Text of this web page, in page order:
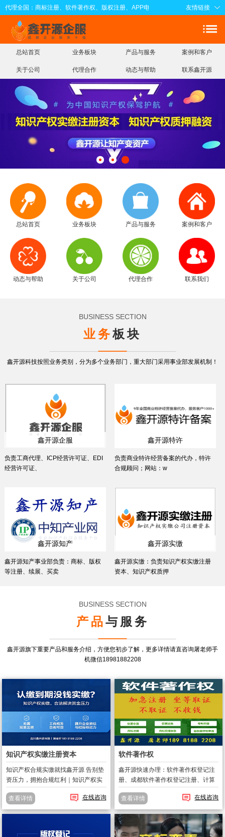
理全国：商标注册、软件著作权、版权注册、APP电子版权、知识产权实缴注册资
友情链接
总站首页 业务板块 产品与服务 案例和客户
关于公司 代理合作 动态与帮助 联系鑫开源
总站首页 业务板块 产品与服务 案例和客户
动态与帮助 关于公司 代理合作 联系我们
BUSINESS SECTION
业务板块
鑫开源科技按照业务类别，分为多个业务部门，重大部门采用事业部发展机制！
鑫开源企服
负责工商代理、ICP经营许可证、EDI
经营许可证、
鑫开源特许
负责商业特许经营备案的代办，特许
合规顾问；网站：w
鑫开源知产
鑫开源知产事业部负责：商标、版权
等注册、续展、买卖
鑫开源实缴
鑫开源实缴：负责知识产权实缴注册
资本、知识产权质押
BUSINESS SECTION
产品与服务
鑫开源旗下重要产品和服务介绍，方便您初步了解，更多详情请直咨询屠老师手
机微信18981882208
知识产权实缴注册资本
知识产权合规实缴就找鑫开源 告别垫
资压力，拥抱合规红利｜知识产权实
本实缴。 在新《公司法》监管趋严的
背景下，注册资本实缴已不是 “可选
在线咨询
查看详情
软件著作权
鑫开源快速办理：软件著作权登记注
册、成都软件著作权登记注册、计算
办。鑫开源屠老师：软件著作权查
询、软件著作权变更、软件著作权撤
销、软件著作权转让。鑫开源金牌产
品：1、软...
在线咨询
查看详情